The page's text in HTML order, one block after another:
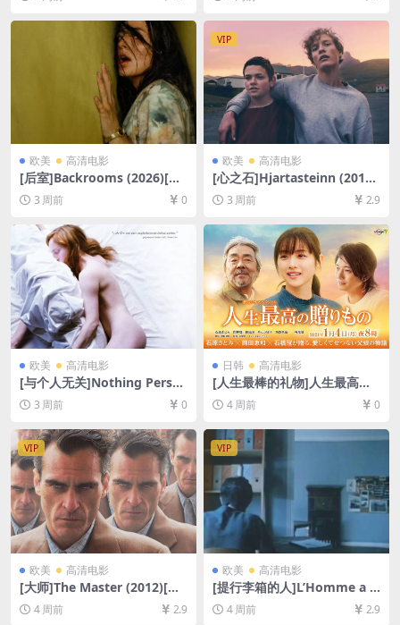
下载][MP4/11GB][中英字幕]
欧美 高清电影
[后室]Backrooms (2026)[百
度网盘+夸克网盘1080P超清
未删减资源][网盘在线播放/下
载][MP4/7.9GB][中英字幕]
3 周前 0
VIP
欧美 高清电影
[心之石]Hjartasteinn (2016)
[百度网盘+夸克网盘1080P超
清未删减资源][网盘在线播放/
下载][MP4/8.8GB][中文字幕]
3 周前 2.9
欧美 高清电影
[与个人无关]Nothing Perso
nal (2009)[百度网盘+夸克网
盘1080P超清未删减资源][网
盘在线播放/下载][MP4/5.5G
B][中文字幕]
3 周前 0
日韩 高清电影
[人生最棒的礼物]人生最高の
贈りもの (2021)[百度网盘+夸
克网盘1080P超清未删减资源]
[网盘在线播放/下载][MP4/3.
3GB][中文字幕]
4 周前 0
VIP
欧美 高清电影
[大师]The Master (2012)[百
度网盘+夸克网盘1080P超清
未删减资源][网盘在线播放/下
4 周前 2.9
VIP
欧美 高清电影
[提行李箱的人]L’Homme a la
valise (1983)[百度网盘+夸克
网盘1080P超清未删减资源]
4 周前 2.9